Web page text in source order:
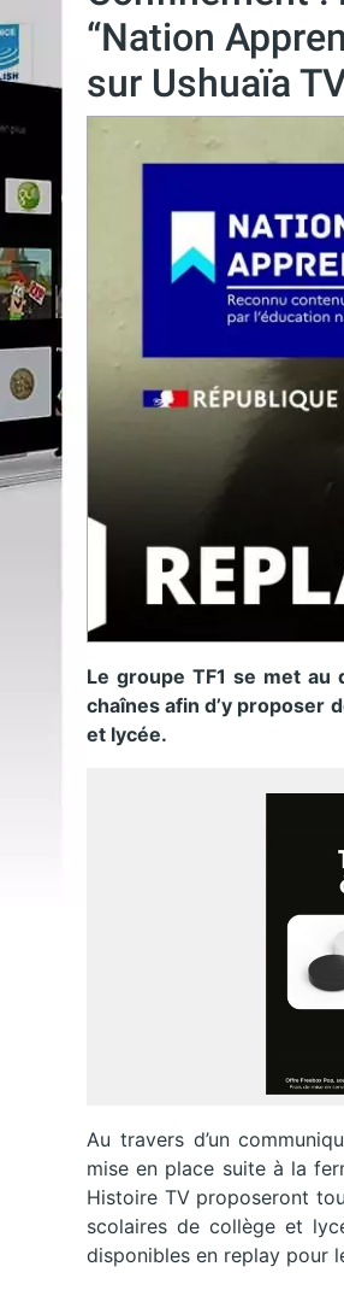
“Nation
sur Ushuaïa
Le groupe TF1 se met au
chaînes afin d’y proposer
et lycée.
Au travers d’un
mise en place suite à la
Histoire TV proposeront
scolaires de collège et
disponibles en replay pour